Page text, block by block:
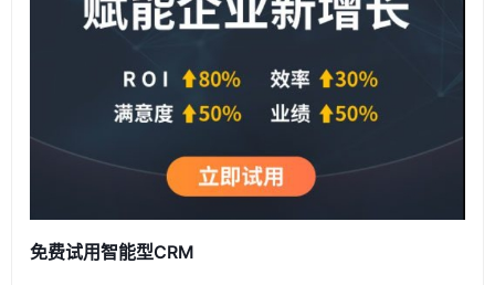
免费试用智能型CRM